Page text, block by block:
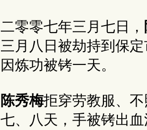
二零零七年三月七日，
三月八日被劫持到保
因炼功被铐一天。
陈秀梅拒穿劳教服、
七、八天，手被铐出